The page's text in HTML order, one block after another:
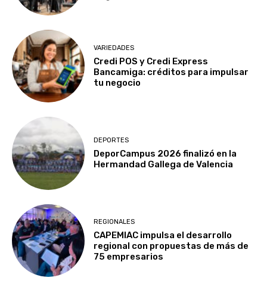
VARIEDADES
Credi POS y Credi Express
Bancamiga: créditos para impulsar
tu negocio
DEPORTES
DeporCampus 2026 finalizó en la
Hermandad Gallega de Valencia
REGIONALES
CAPEMIAC impulsa el desarrollo
regional con propuestas de más de
75 empresarios